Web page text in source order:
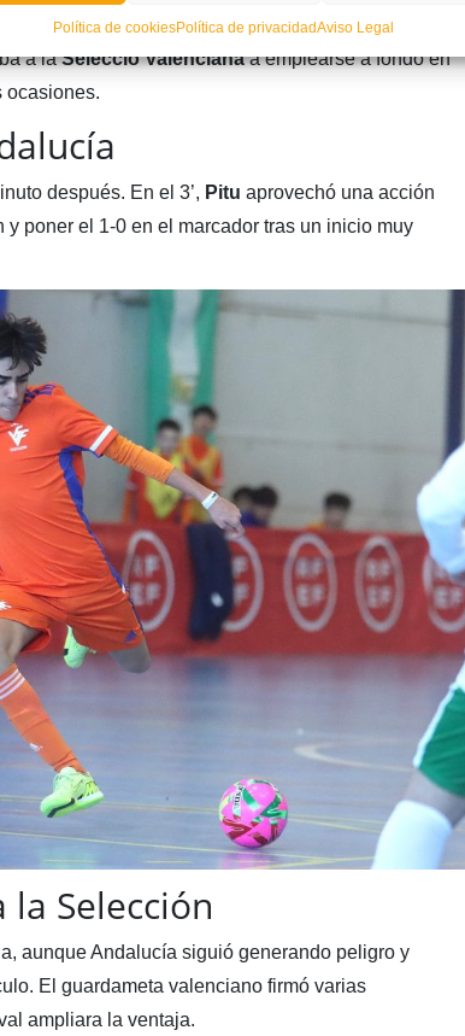
Política de cookiesPolítica de privacidadAviso Legal
a laSelecció Valencianaa emplearse a fondo en
ocasiones.
después. En el 3’, Pitu aprovechó una acción
poner el 1-0 en el marcador tras un inicio muy
la Selección
aunque Andalucía siguió generando peligro y
El guardameta valenciano firmó varias
ampliara la ventaja.